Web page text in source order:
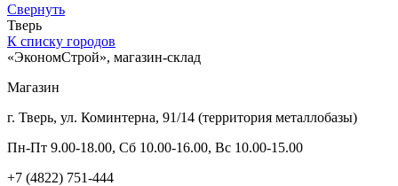
Свернуть
Тверь
К списку городов
«ЭкономСтрой», магазин-склад
Магазин
г. Тверь, ул. Коминтерна, 91/14 (территория металлобазы)
Пн-Пт 9.00-18.00, Сб 10.00-16.00, Вс 10.00-15.00
+7 (4822) 751-444